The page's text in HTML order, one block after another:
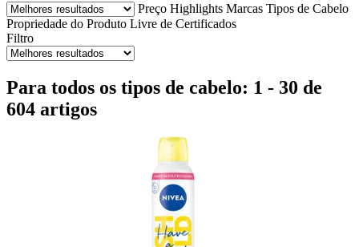
Preço Highlights Marcas Tipos de Cabelo
Propriedade do Produto Livre de Certificados
Filtro
Para todos os tipos de cabelo: 1 - 30 de
604 artigos